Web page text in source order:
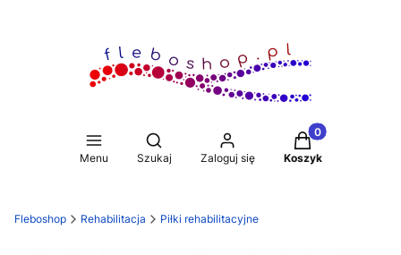
Menu
Otwórz wyszukiwarkę
Szukaj Zaloguj się
Produkty w
Koszyk
Fleboshop Rehabilitacja Piłki rehabilitacyjne